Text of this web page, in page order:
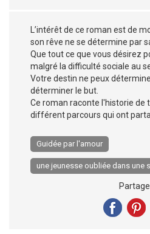
L’intérêt de ce roman est de
son rêve ne se détermine par
Que tout ce que vous désirez
malgré la difficulté sociale au
Votre destin ne peux
déterminer le but.
Ce roman raconte l'historie de
différent parcours qui ont
Guidée par l'amour
une jeunesse oubliée dans une